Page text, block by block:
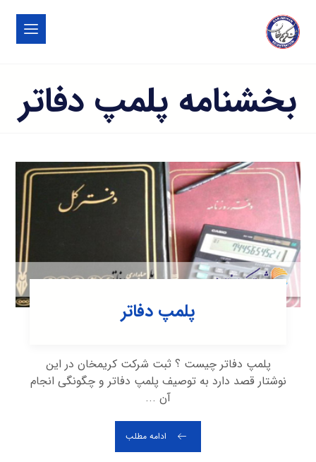
بخشنامه پلمپ دفاتر
پلمپ دفاتر
پلمپ دفاتر چیست ؟ ثبت شرکت کریمخان در این
نوشتار قصد دارد به توصیف پلمپ دفاتر و چگونگی انجام
آن ...
ادامه مطلب